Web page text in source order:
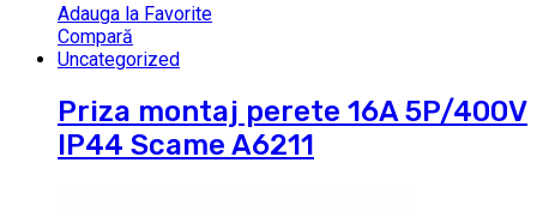
Adauga la Favorite
Compară
Uncategorized
Priza montaj perete 16A 5P/400V
IP44 Scame A6211